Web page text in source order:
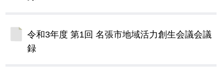
令和3年度 第1回 名張市地域活力創生会議会議
録